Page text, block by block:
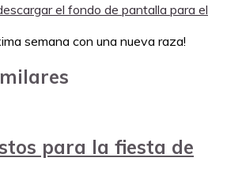
el fondo de pantalla para el
semana con una nueva raza!
para la fiesta de